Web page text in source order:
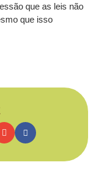
que as leis não
que isso